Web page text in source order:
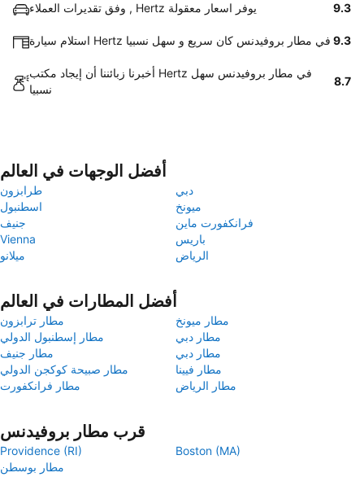
وفق تقديرات العملاء , Hertz يوفر اسعار معقولة 9.3
استلام سيارة Hertz في مطار بروفيدنس كان سريع و سهل نسبيا 9.3
أخبرنا زبائننا أن إيجاد مكتب Hertz في مطار بروفيدنس سهل
نسبيا
8.7
أفضل الوجهات في العالم
طرابزون
دبي
اسطنبول
ميونخ
جنيف
فرانكفورت ماين
Vienna
باريس
ميلانو
الرياض
أفضل المطارات في العالم
مطار ترابزون
مطار ميونخ
مطار إسطنبول الدولي
مطار دبي
مطار جنيف
مطار دبي
مطار صبيحة كوكجن الدولي
مطار فيينا
مطار فرانكفورت
مطار الرياض
قرب مطار بروفيدنس
Providence (RI)
Boston (MA)
مطار بوسطن